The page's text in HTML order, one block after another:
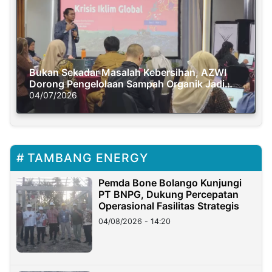
Bukan Sekadar Masalah Kebersihan, AZWI
Dorong Pengelolaan Sampah Organik Jadi
Solusi Krisis Iklim
04/07/2026
TAMBANG ENERGY
Pemda Bone Bolango Kunjungi
PT BNPG, Dukung Percepatan
Operasional Fasilitas Strategis
04/08/2026 - 14:20